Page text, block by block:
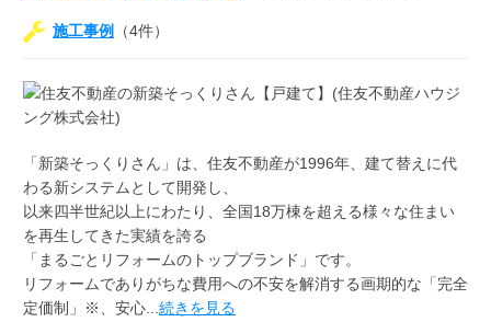
施工事例 （4件）
「新築そっくりさん」は、住友不動産が1996年、建て替えに代
わる新システムとして開発し、
以来四半世紀以上にわたり、全国18万棟を超える様々な住まい
を再生してきた実績を誇る
「まるごとリフォームのトップブランド」です。
リフォームでありがちな費用への不安を解消する画期的な「完全
定価制」※、安心...続きを見る